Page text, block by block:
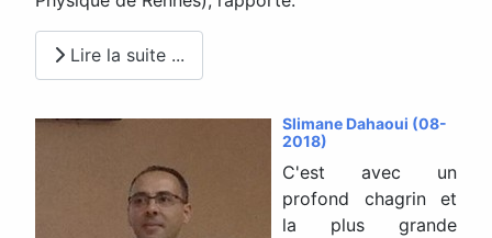
Lire la suite ...
Slimane Dahaoui (08-
2018)
C'est avec un
profond chagrin et
la plus grande